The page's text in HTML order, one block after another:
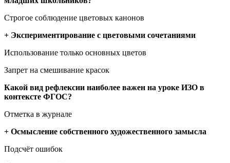
Строгое соблюдение цветовых канонов
+ Экспериментирование с цветовыми сочетаниями
Использование только основных цветов
Запрет на смешивание красок
Какой вид рефлексии наиболее важен на уроке ИЗО в
контексте ФГОС?
Отметка в журнале
+ Осмысление собственного художественного замысла
Подсчёт ошибок